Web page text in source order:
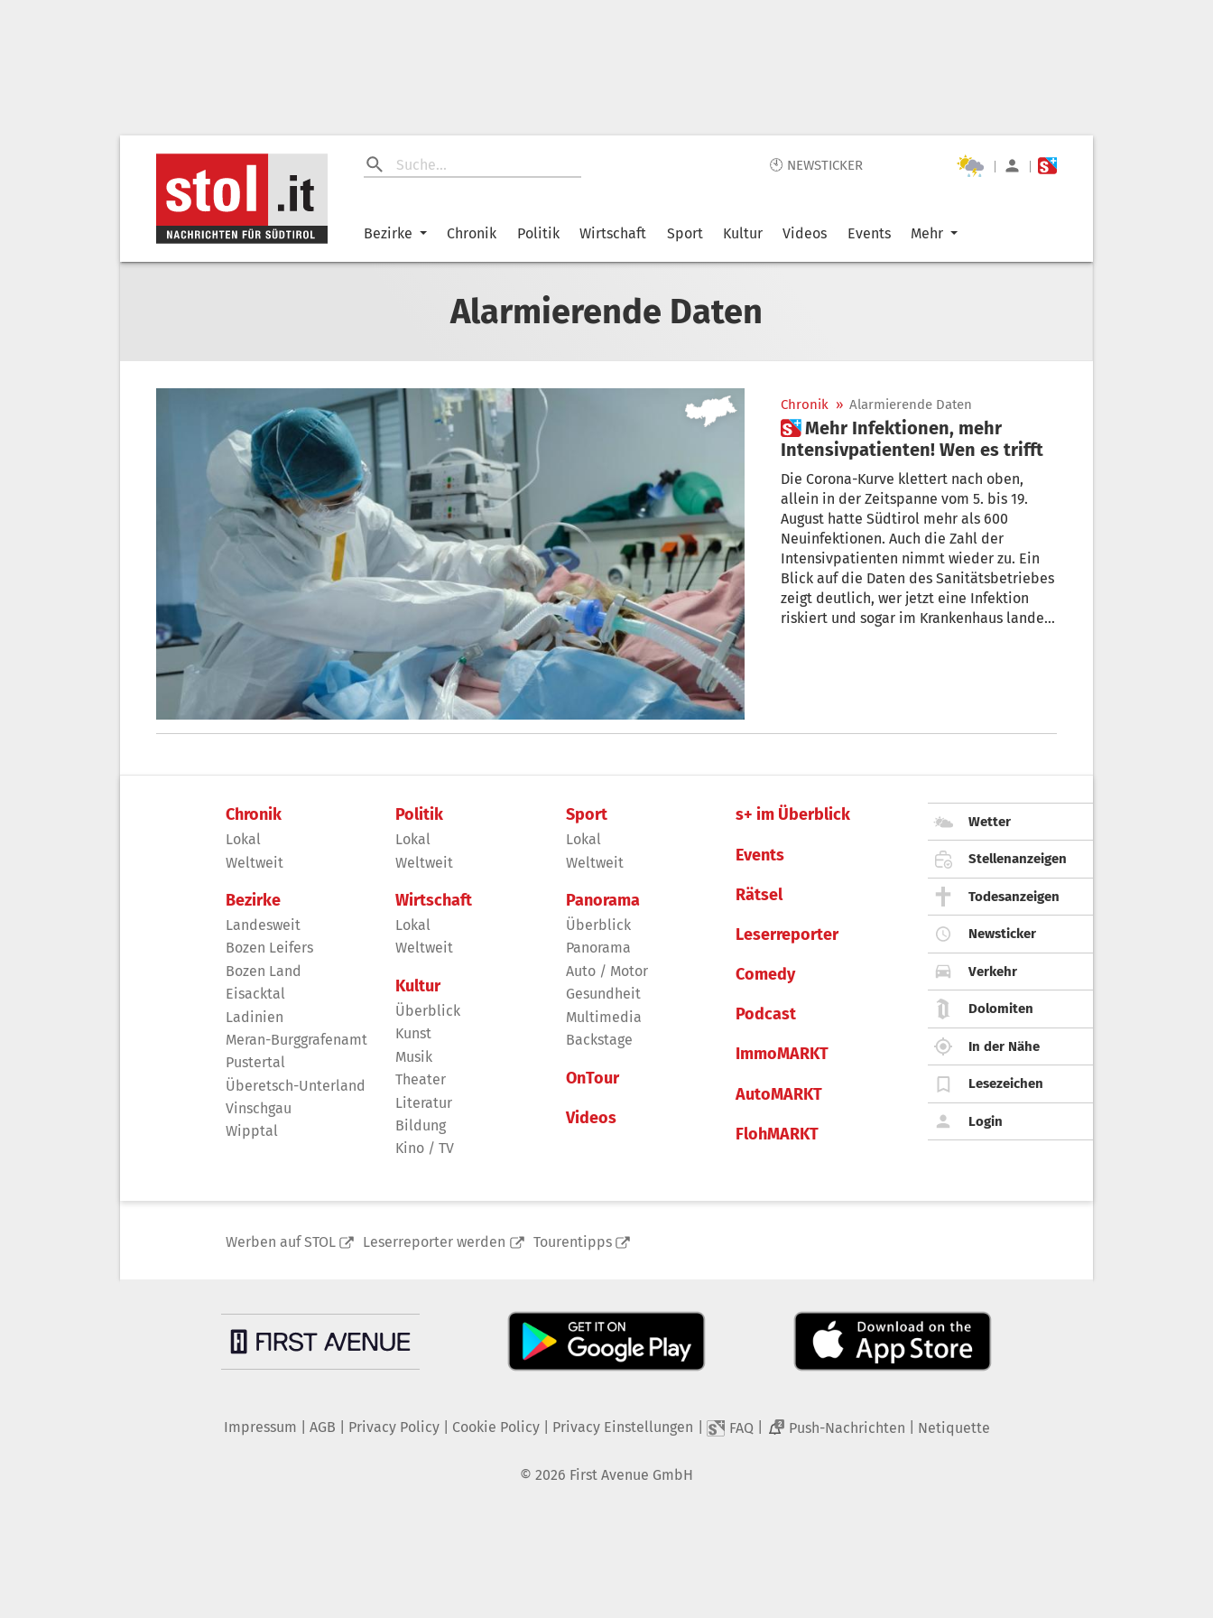
🕙 NEWSTICKER | |
Bezirke Chronik Politik Wirtschaft Sport Kultur Videos Events Mehr
Alarmierende Daten
Chronik » Alarmierende Daten
 Mehr Infektionen, mehr
Intensivpatienten! Wen es trifft
Die Corona-Kurve klettert nach oben,
allein in der Zeitspanne vom 5. bis 19.
August hatte Südtirol mehr als 600
Neuinfektionen. Auch die Zahl der
Intensivpatienten nimmt wieder zu. Ein
Blick auf die Daten des Sanitätsbetriebes
zeigt deutlich, wer jetzt eine Infektion
riskiert und sogar im Krankenhaus landen
Chronik
Lokal
Weltweit
Bezirke
Landesweit
Bozen Leifers
Bozen Land
Eisacktal
Ladinien
Meran-Burggrafenamt
Pustertal
Überetsch-Unterland
Vinschgau
Wipptal
Politik
Lokal
Weltweit
Wirtschaft
Lokal
Weltweit
Kultur
Überblick
Kunst
Musik
Theater
Literatur
Bildung
Kino / TV
Sport
Lokal
Weltweit
Panorama
Überblick
Panorama
Auto / Motor
Gesundheit
Multimedia
Backstage
OnTour
Videos
s+ im Überblick
Events
Rätsel
Leserreporter
Comedy
Podcast
ImmoMARKT
AutoMARKT
FlohMARKT
Wetter
Stellenanzeigen
Todesanzeigen
Newsticker
Verkehr
Dolomiten
In der Nähe
Lesezeichen
Login
Werben auf STOL Leserreporter werden Tourentipps
Impressum AGB Privacy Policy| Cookie Policy| Privacy Einstellungen FAQ 2 Push-Nachrichten Netiquette
© 2026 First Avenue GmbH